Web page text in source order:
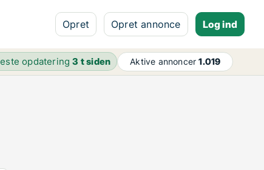
Opret Opret annonce Log ind
opdatering3 t siden Aktive annoncer1.019